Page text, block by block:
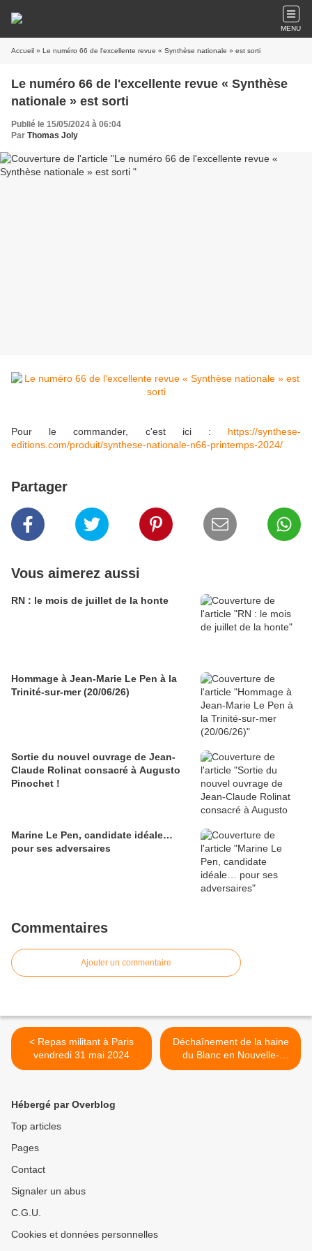
MENU
Accueil » Le numéro 66 de l'excellente revue « Synthèse nationale » est sorti
Le numéro 66 de l'excellente revue « Synthèse
nationale » est sorti
Publié le 15/05/2024 à 06:04
Par Thomas Joly
Pour le commander, c'est ici : https://synthese-
editions.com/produit/synthese-nationale-n66-printemps-2024/
Partager
Vous aimerez aussi
RN : le mois de juillet de la honte
Hommage à Jean-Marie Le Pen à la
Trinité-sur-mer (20/06/26)
Sortie du nouvel ouvrage de Jean-
Claude Rolinat consacré à Augusto
Pinochet !
Marine Le Pen, candidate idéale…
pour ses adversaires
Commentaires
Ajouter un commentaire
< Repas militant à Paris
vendredi 31 mai 2024
Déchaînement de la haine
du Blanc en Nouvelle-
Calédonie >
Hébergé par Overblog
Top articles
Pages
Contact
Signaler un abus
C.G.U.
Cookies et données personnelles